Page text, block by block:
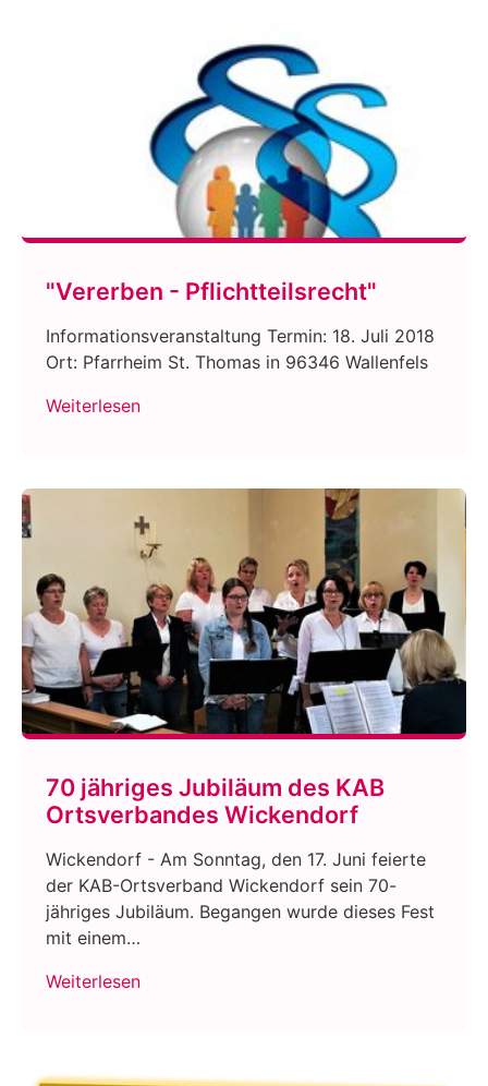
"Vererben - Pflichtteilsrecht"
Informationsveranstaltung Termin: 18. Juli 2018
Ort: Pfarrheim St. Thomas in 96346 Wallenfels
Weiterlesen
70 jähriges Jubiläum des KAB
Ortsverbandes Wickendorf
Wickendorf - Am Sonntag, den 17. Juni feierte
der KAB-Ortsverband Wickendorf sein 70-
jähriges Jubiläum. Begangen wurde dieses Fest
mit einem…
Weiterlesen